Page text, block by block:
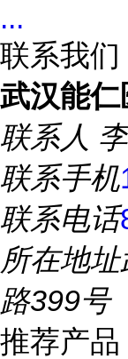
...
联系我们
武汉能仁
联系人
联系手机
联系电话
所在地址
路399号
推荐产品